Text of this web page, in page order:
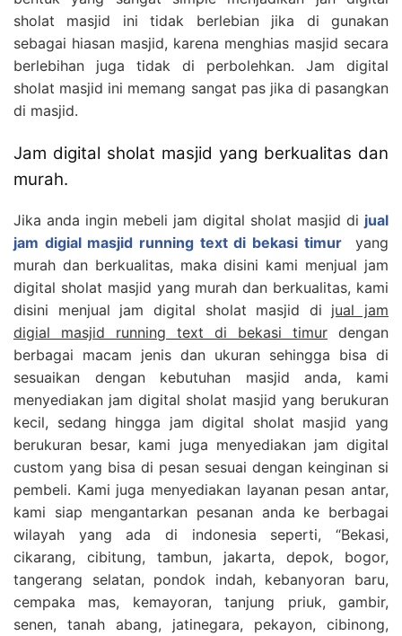
sholat masjid ini tidak berlebian jika di gunakan
sebagai hiasan masjid, karena menghias masjid secara
berlebihan juga tidak di perbolehkan. Jam digital
sholat masjid ini memang sangat pas jika di pasangkan
di masjid.
Jam digital sholat masjid yang berkualitas dan
murah.
Jika anda ingin mebeli jam digital sholat masjid di jual
jam digial masjid running text di bekasi timuryang
murah dan berkualitas, maka disini kami menjual jam
digital sholat masjid yang murah dan berkualitas, kami
disini menjual jam digital sholat masjid di jual jam
digial masjid running text di bekasi timur dengan
berbagai macam jenis dan ukuran sehingga bisa di
sesuaikan dengan kebutuhan masjid anda, kami
menyediakan jam digital sholat masjid yang berukuran
kecil, sedang hingga jam digital sholat masjid yang
berukuran besar, kami juga menyediakan jam digital
custom yang bisa di pesan sesuai dengan keinginan si
pembeli. Kami juga menyediakan layanan pesan antar,
kami siap mengantarkan pesanan anda ke berbagai
wilayah yang ada di indonesia seperti, “Bekasi,
cikarang, cibitung, tambun, jakarta, depok, bogor,
tangerang selatan, pondok indah, kebanyoran baru,
cempaka mas, kemayoran, tanjung priuk, gambir,
senen, tanah abang, jatinegara, pekayon, cibinong,